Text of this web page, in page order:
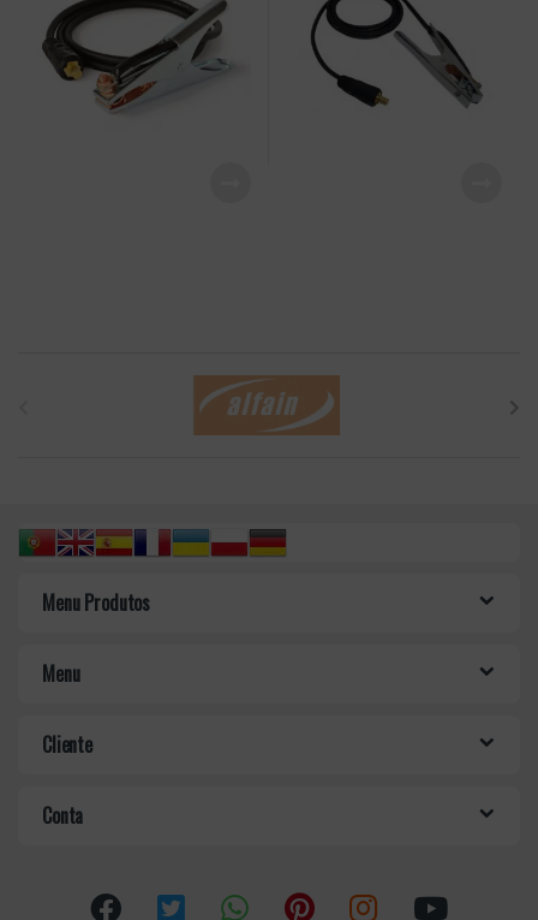
Menu Produtos
Menu
Cliente
Conta